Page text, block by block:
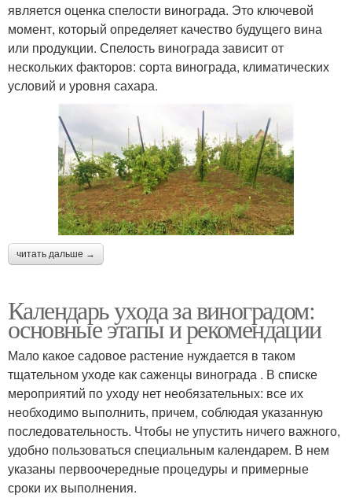
является оценка спелости винограда. Это ключевой
момент, который определяет качество будущего вина
или продукции. Спелость винограда зависит от
нескольких факторов: сорта винограда, климатических
условий и уровня сахара.
читать дальше →
Календарь ухода за виноградом:
основные этапы и рекомендации
Мало какое садовое растение нуждается в таком
тщательном уходе как саженцы винограда . В списке
мероприятий по уходу нет необязательных: все их
необходимо выполнить, причем, соблюдая указанную
последовательность. Чтобы не упустить ничего важного,
удобно пользоваться специальным календарем. В нем
указаны первоочередные процедуры и примерные
сроки их выполнения.